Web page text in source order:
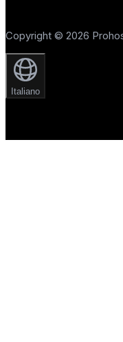
Copyright © 2026
Italiano